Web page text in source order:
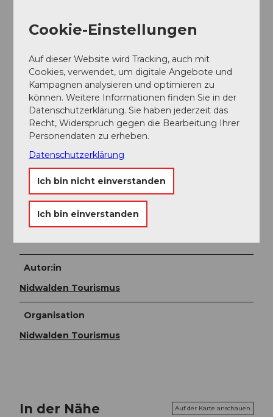
Wegweiser Wirzweli bis zum grossen
25, 6383 Dallenwil
Parken
Viele Parkplätze bei der Talstation der Luftseilbahn
Dallenwil-Wirzweli
Bequem und sicher mit den öffentlichen
Verkehrsmitteln anreisen. Mit der SBB nach Luzern
weiter mit der Zentralbahn bis Dallenwil dann
Fussmarsch (15 Minuten) bis zur Talstation der
Autor:in
Nidwalden Tourismus
Organisation
Nidwalden Tourismus
In der Nähe Auf der Karte anschauen
Cookie-Einstellungen
Auf dieser Website wird Tracking, auch mit
Cookies, verwendet, um digitale Angebote und
Kampagnen analysieren und optimieren zu
können. Weitere Informationen finden Sie in der
Datenschutzerklärung. Sie haben jederzeit das
Recht, Widerspruch gegen die Bearbeitung Ihrer
Personendaten zu erheben.
Datenschutzerklärung
Ich bin nicht einverstanden
Ich bin einverstanden